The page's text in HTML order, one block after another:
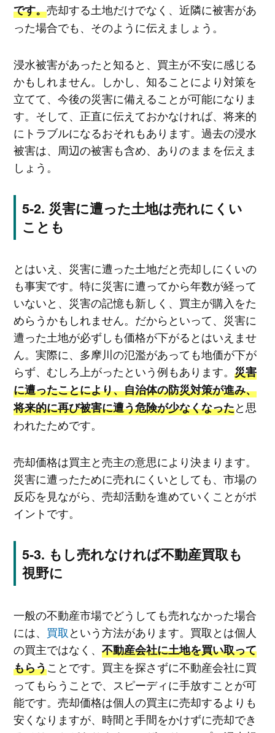
です。売却する土地だけでなく、近隣に被害があ
った場合でも、そのように伝えましょう。
浸水被害があったと知ると、買主が不安に感じる
かもしれません。しかし、知ることにより対策を
立てて、今後の災害に備えることが可能になりま
す。そして、正直に伝えておかなければ、将来的
にトラブルになるおそれもあります。過去の浸水
被害は、周辺の被害も含め、ありのままを伝えま
しょう。
災害に遭った土地は売れにくい
ことも
とはいえ、災害に遭った土地だと売却しにくいの
も事実です。特に災害に遭ってから年数が経って
いないと、災害の記憶も新しく、買主が購入をた
めらうかもしれません。だからといって、災害に
遭った土地が必ずしも価格が下がるとはいえませ
ん。実際に、多摩川の氾濫があっても地価が下が
らず、むしろ上がったという例もあります。 災害
に遭ったことにより、自治体の防災対策が進み、
将来的に再び被害に遭う危険が少なくなったと思
われたためです。
売却価格は買主と売主の意思により決まります。
災害に遭ったために売れにくいとしても、市場の
反応を見ながら、売却活動を進めていくことがポ
イントです。
もし売れなければ不動産買取も
視野に
一般の不動産市場でどうしても売れなかった場合
には、 買取という方法があります。買取とは個人
の買主ではなく、 不動産会社に土地を買い取って
もらうことです。買主を探さずに不動産会社に買
ってもらうことで、スピーディに手放すことが可
能です。売却価格は個人の買主に売却するよりも
安くなりますが、時間と手間をかけずに売却でき